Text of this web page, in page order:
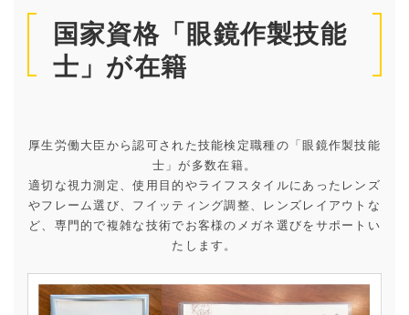
国家資格「眼鏡作製技能
士」が在籍
厚生労働大臣から認可された技能検定職種の「眼鏡作製技能
士」が多数在籍。
適切な視力測定、使用目的やライフスタイルにあったレンズ
やフレーム選び、フイッティング調整、レンズレイアウトな
ど、専門的で複雑な技術でお客様のメガネ選びをサポートい
たします。